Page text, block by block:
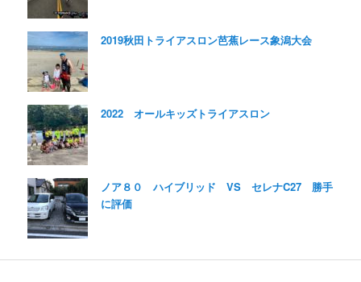
2019秋田トライアスロン芭蕉レース象潟大会
2022 オールキッズトライアスロン
ノア８０ ハイブリッド VS セレナC27 勝手
に評価